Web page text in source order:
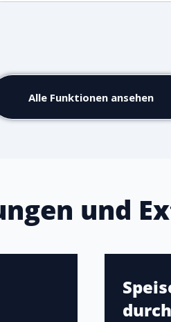
Alle Funktionen ansehen
und